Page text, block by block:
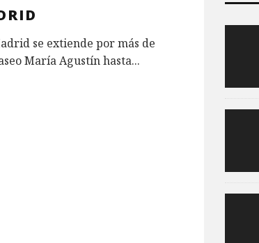
se extiende por más de
María Agustín hasta...